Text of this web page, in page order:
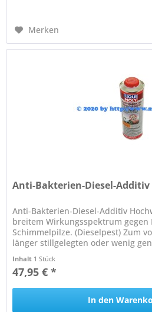
Merken
Anti-Bakterien-Diesel-Additiv
Anti-Bakterien-Diesel-Additiv
breitem Wirkungsspektrum gegen
Schimmelpilze. (Dieselpest) Zum
länger stillgelegten oder wenig
Inhalt 1 Stück
47,95 € *
In den